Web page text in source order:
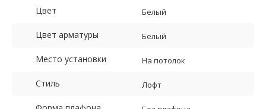
Цвет Белый
Цвет арматуры Белый
Место установки На потолок
Стиль Лофт